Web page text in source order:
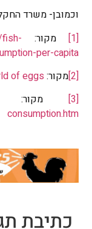
וכמובן- משרד
[1]
מקור:
per-capita/
[2] מקור: of eggs
[3]
מקור:
consumption.htm
כתיבת